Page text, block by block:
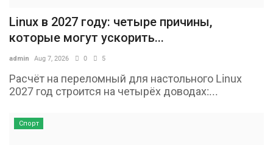
Linux в 2027 году: четыре причины,
которые могут ускорить...
admin Aug 7, 2026 0 5
Расчёт на переломный для настольного Linux
2027 год строится на четырёх доводах:...
Спорт